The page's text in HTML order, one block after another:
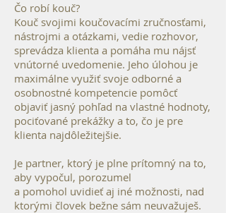
Čo robí kouč?
Kouč svojimi koučovacími zručnosťami,
nástrojmi a otázkami, vedie rozhovor,
sprevádza klienta a pomáha mu nájsť
vnútorné uvedomenie. Jeho úlohou je
maximálne využiť svoje odborné a
osobnostné kompetencie pomôcť
objaviť jasný pohľad na vlastné hodnoty,
pociťované prekážky a to, čo je pre
klienta najdôležitejšie.
Je partner, ktorý je plne prítomný na to,
aby vypočul, porozumel
a pomohol uvidieť aj iné možnosti, nad
ktorými človek bežne sám neuvažuješ.